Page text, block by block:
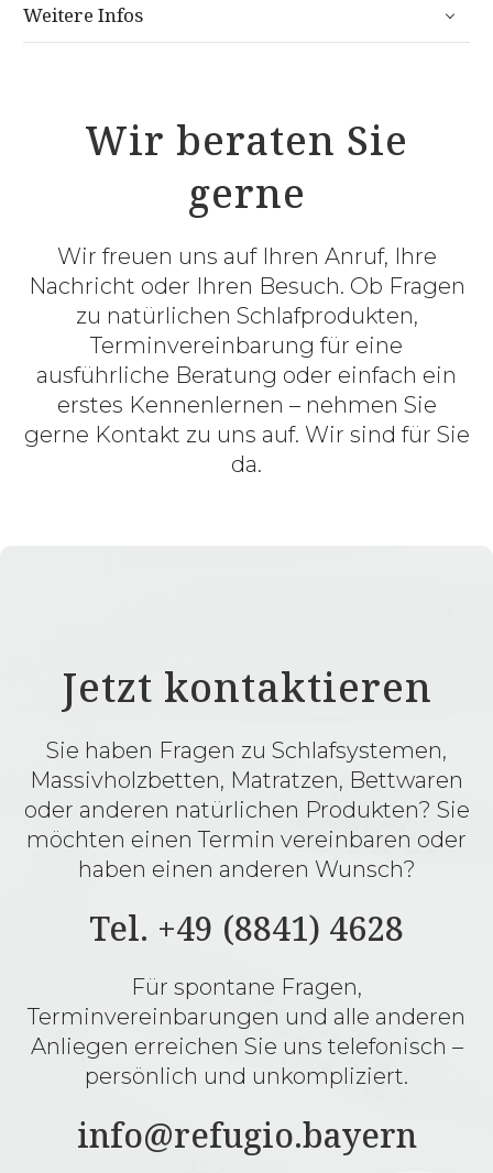
Weitere Infos
Wir beraten Sie
gerne
Wir freuen uns auf Ihren Anruf, Ihre
Nachricht oder Ihren Besuch. Ob Fragen
zu natürlichen Schlafprodukten,
Terminvereinbarung für eine
ausführliche Beratung oder einfach ein
erstes Kennenlernen – nehmen Sie
gerne Kontakt zu uns auf. Wir sind für Sie
da.
Jetzt kontaktieren
Sie haben Fragen zu Schlafsystemen,
Massivholzbetten, Matratzen, Bettwaren
oder anderen natürlichen Produkten? Sie
möchten einen Termin vereinbaren oder
haben einen anderen Wunsch?
Tel. +49 (8841) 4628
Für spontane Fragen,
Terminvereinbarungen und alle anderen
Anliegen erreichen Sie uns telefonisch –
persönlich und unkompliziert.
info@refugio.bayern